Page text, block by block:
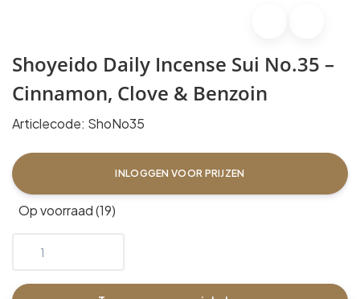
Shoyeido Daily Incense Sui No.35 –
Cinnamon, Clove & Benzoin
Articlecode: ShoNo35
INLOGGEN VOOR PRIJZEN
Op voorraad (19)